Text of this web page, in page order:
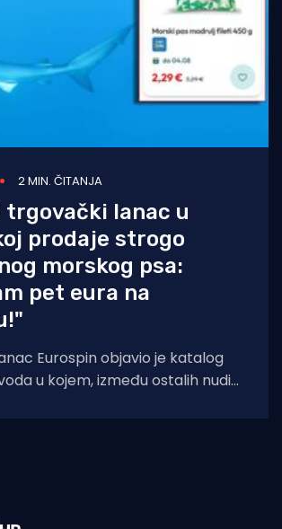
2 MIN. ČITANJA
trgovački lanac u
prodaje strogo
morskog psa:
pet eura na
Eurospin objavio je katalog
u kojem, između ostalih nudi